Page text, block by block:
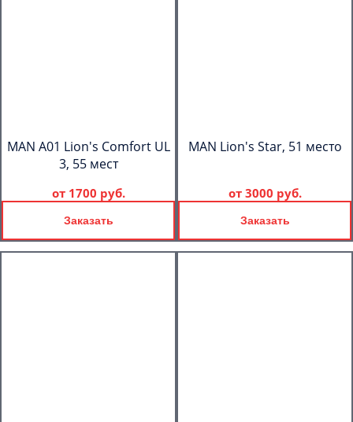
MAN A01 Lion's Comfort UL
3, 55 мест
от 1700 руб.
Заказать
MAN Lion's Star, 51 место
от 3000 руб.
Заказать